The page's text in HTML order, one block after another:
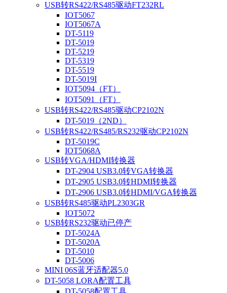
USB转RS422/RS485驱动FT232RL
IOT5067
IOT5067A
DT-5119
DT-5019
DT-5219
DT-5319
DT-5519
DT-5019I
IOT5094（FT）
IOT5091（FT）
USB转RS422/RS485驱动CP2102N
DT-5019（2ND）
USB转RS422/RS485/RS232驱动CP2102N
DT-5019C
IOT5068A
USB转VGA/HDMI转换器
DT-2904 USB3.0转VGA转换器
DT-2905 USB3.0转HDMI转换器
DT-2906 USB3.0转HDMI/VGA转换器
USB转RS485驱动PL2303GR
IOT5072
USB转RS232驱动已停产
DT-5024A
DT-5020A
DT-5010
DT-5006
MINI 06S蓝牙适配器5.0
DT-5058 LORA配置工具
DT-5058配置工具